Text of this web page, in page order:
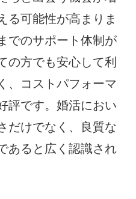
る可能性が高まりま
でのサポート体制が
の方でも安心して利
、コストパフォーマ
評です。婚活におい
だけでなく、良質な
あると広く認識され